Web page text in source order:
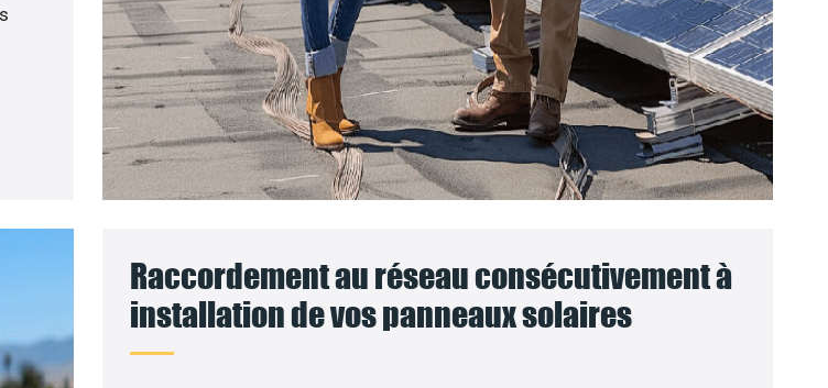
Raccordement au réseau consécutivement à
installation de vos panneaux solaires